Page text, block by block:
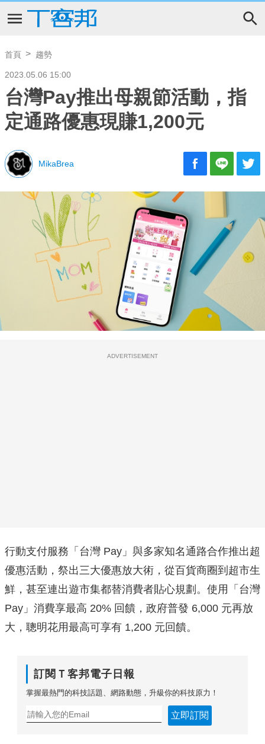
首頁 趨勢
2023.05.06 15:00
台灣Pay推出母親節活動，指
定通路優惠現賺1,200元
MikaBrea
ADVERTISEMENT
行動支付服務「台灣 Pay」與多家知名通路合作推出超
優惠活動，祭出三大優惠放大術，從百貨商圈到超市生
鮮，甚至連出遊市集都替消費者貼心規劃。使用「台灣
Pay」消費享最高 20% 回饋，政府普發 6,000 元再放
大，聰明花用最高可享有 1,200 元回饋。
訂閱Ｔ客邦電子日報
掌握最熱門的科技話題、網路動態，升級你的科技原力！
立即訂閱